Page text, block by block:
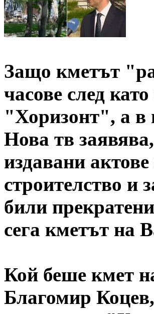
Защо кметът
часове след
"Хоризонт", а в
Нова тв
издавани
строителство и
били
сега кметът на
Кой беше кмет
Благомир